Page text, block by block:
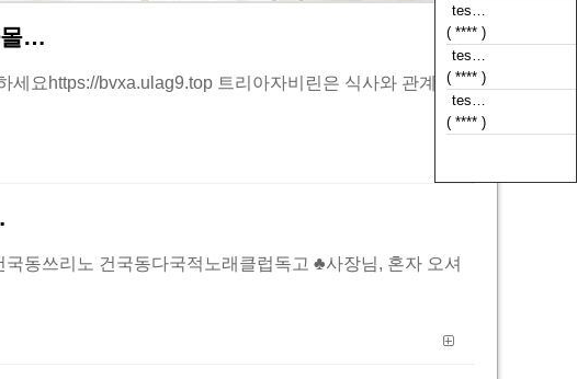
몰…
요https://bvxa.ulag9.top 트리아자비린은 식사와 관계없
동쓰리노 건국동다국적노래클럽독고 ♣사장님, 혼자 오셔
tes…
( **** )
tes…
( **** )
tes…
( **** )